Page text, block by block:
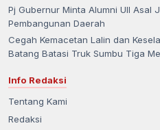
Pj Gubernur Minta Alumni UII Asal
Pembangunan Daerah
Cegah Kemacetan Lalin dan
Batang Batasi Truk Sumbu Tiga
Info Redaksi
Tentang Kami
Redaksi